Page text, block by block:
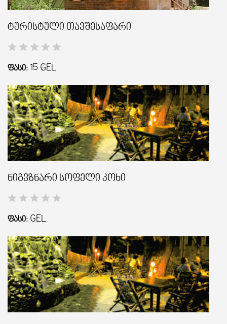
ᲒᲐᲜᲗᲐᲕᲡᲔᲑᲐ ᲓᲐ ᲙᲕᲔᲑᲐ
ᲒᲖᲐᲛᲙᲕᲚᲔᲕᲘ
ტურისტული თავშესაფარი
ᲤᲐᲡᲘ: 15 GEL
ნიგვზნარი სოფელი კოხი
ᲤᲐᲡᲘ: GEL